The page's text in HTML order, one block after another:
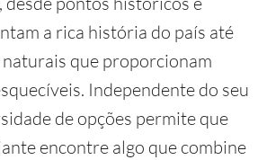
a rica história do país até
naturais que proporcionam
Independente do seu
de opções permite que
encontre algo que combine